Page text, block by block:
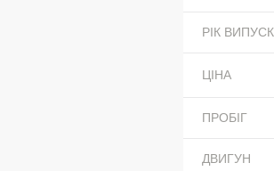
РІК
ЦІНА
ПРОБІГ
ДВИГУН